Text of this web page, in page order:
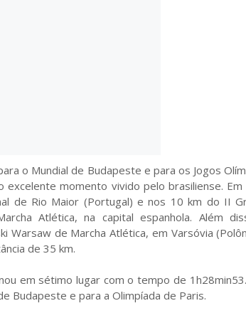
o Mundial de Budapeste e para os Jogos
momento vivido pelo brasiliense. Em
de Rio Maior (Portugal) e nos 10 km do II
Atlética, na capital espanhola. Além
Warsaw de Marcha Atlética, em Varsóvia
de 35 km.
em sétimo lugar com o tempo de
Budapeste e para a Olimpíada de Paris.